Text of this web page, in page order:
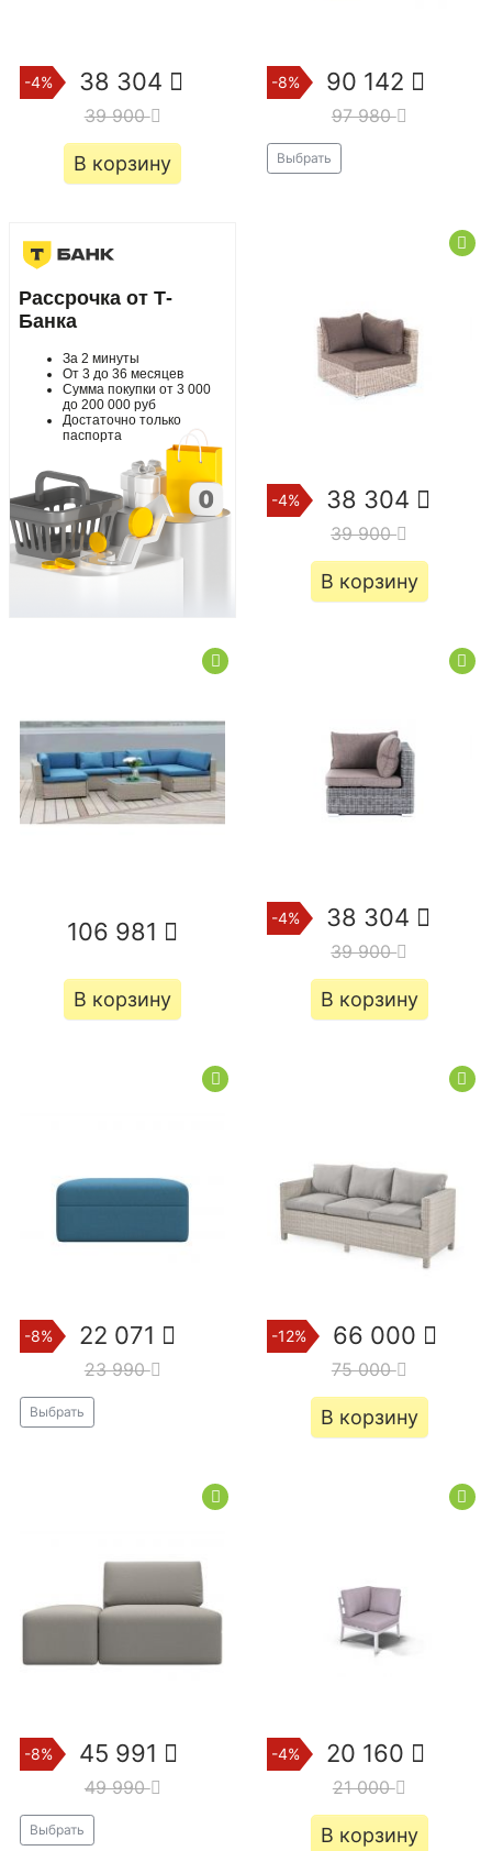
-4% 38 304
39 900
В корзину
-8% 90 142
97 980
Выбрать
Рассрочка от Т-
Банка
За 2 минуты
От 3 до 36 месяцев
Сумма покупки от 3 000
до 200 000 руб
Достаточно только
паспорта
-4% 38 304
39 900
В корзину
106 981
В корзину
-4% 38 304
39 900
В корзину
-8% 22 071
23 990
Выбрать
-12% 66 000
75 000
В корзину
-8% 45 991
49 990
Выбрать
-4% 20 160
21 000
В корзину